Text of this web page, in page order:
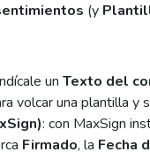
(y
un Texto del
volcar una plantilla y
: con MaxSign
Firmado, la Fecha